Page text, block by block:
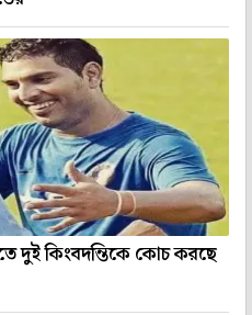
দুই কিংবদন্তিকে কোচ করছে